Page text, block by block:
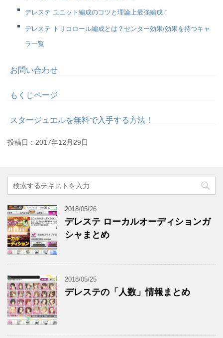
デレステ ユニット編成のコツと理論上最強編成！
デレステ トリコロール編成とは？センター効果/効果を持つキャ
ラ一覧
お問い合わせ
もくじページ
スタージュエルを無料で入手する方法！
投稿日： 2017年12月29日
2018/05/26
デレステ ローカルオーディションガ
シャまとめ
2018/05/25
デレステの「人数」情報まとめ